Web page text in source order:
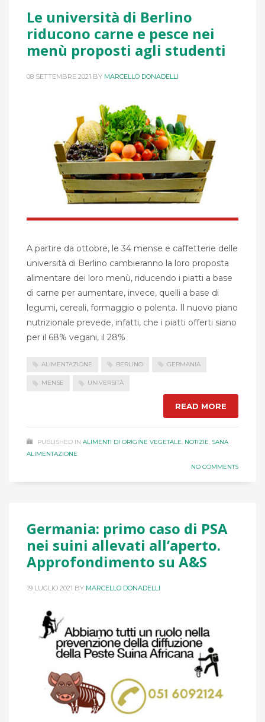
Le università di Berlino
riducono carne e pesce nei
menù proposti agli studenti
08 SETTEMBRE 2021 BY MARCELLO DONADELLI
A partire da ottobre, le 34 mense e caffetterie delle
università di Berlino cambieranno la loro proposta
alimentare dei loro menù, riducendo i piatti a base
di carne per aumentare, invece, quelli a base di
legumi, cereali, formaggio o polenta. Il nuovo piano
nutrizionale prevede, infatti, che i piatti offerti siano
per il 68% vegani, il 28%
ALIMENTAZIONE BERLINO GERMANIA
MENSE UNIVERSITÀ
READ MORE
PUBLISHED IN ALIMENTI DI ORIGINE VEGETALE NOTIZIE SANA
ALIMENTAZIONE
NO COMMENTS
Germania: primo caso di PSA
nei suini allevati all’aperto.
Approfondimento su A&S
19 LUGLIO 2021 BY MARCELLO DONADELLI